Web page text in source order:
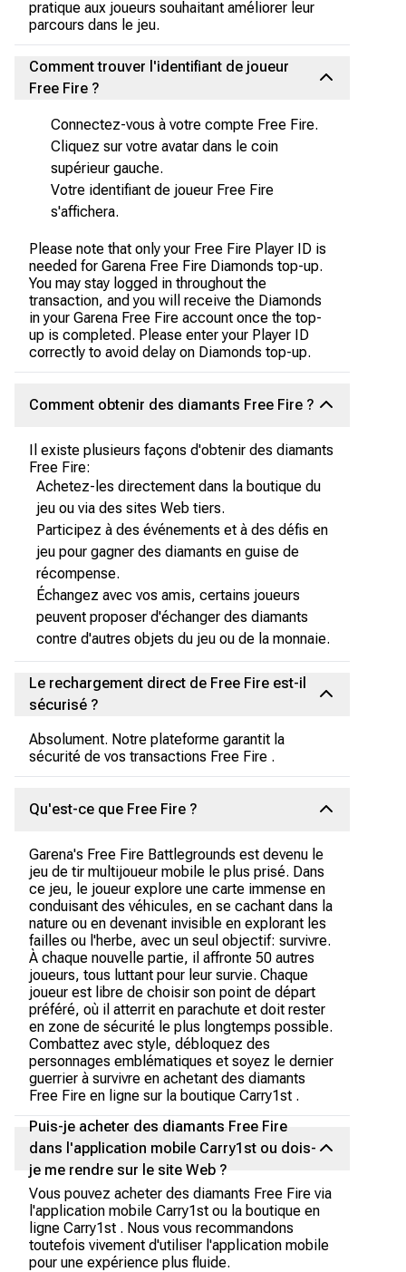
pratique aux joueurs souhaitant améliorer leur
parcours dans le jeu.
Comment trouver l'identifiant de joueur
Free Fire ?
Connectez-vous à votre compte Free Fire.
Cliquez sur votre avatar dans le coin
supérieur gauche.
Votre identifiant de joueur Free Fire
s'affichera.
Please note that only your Free Fire Player ID is
needed for Garena Free Fire Diamonds top-up.
You may stay logged in throughout the
transaction, and you will receive the Diamonds
in your Garena Free Fire account once the top-
up is completed. Please enter your Player ID
correctly to avoid delay on Diamonds top-up.
Comment obtenir des diamants Free Fire ?
Il existe plusieurs façons d'obtenir des diamants
Free Fire:
Achetez-les directement dans la boutique du
jeu ou via des sites Web tiers.
Participez à des événements et à des défis en
jeu pour gagner des diamants en guise de
récompense.
Échangez avec vos amis, certains joueurs
peuvent proposer d'échanger des diamants
contre d'autres objets du jeu ou de la monnaie.
Le rechargement direct de Free Fire est-il
sécurisé ?
Absolument. Notre plateforme garantit la
sécurité de vos transactions Free Fire .
Qu'est-ce que Free Fire ?
Garena's Free Fire Battlegrounds est devenu le
jeu de tir multijoueur mobile le plus prisé. Dans
ce jeu, le joueur explore une carte immense en
conduisant des véhicules, en se cachant dans la
nature ou en devenant invisible en explorant les
failles ou l'herbe, avec un seul objectif: survivre.
À chaque nouvelle partie, il affronte 50 autres
joueurs, tous luttant pour leur survie. Chaque
joueur est libre de choisir son point de départ
préféré, où il atterrit en parachute et doit rester
en zone de sécurité le plus longtemps possible.
Combattez avec style, débloquez des
personnages emblématiques et soyez le dernier
guerrier à survivre en achetant des diamants
Free Fire en ligne sur la boutique Carry1st .
Puis-je acheter des diamants Free Fire
dans l'application mobile Carry1st ou dois-
je me rendre sur le site Web ?
Vous pouvez acheter des diamants Free Fire via
l'application mobile Carry1st ou la boutique en
ligne Carry1st . Nous vous recommandons
toutefois vivement d'utiliser l'application mobile
pour une expérience plus fluide.